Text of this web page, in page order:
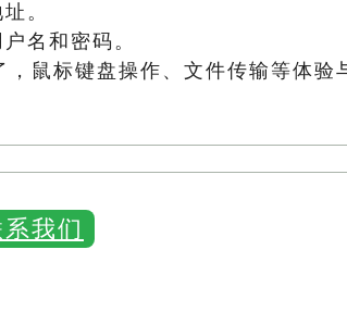
。
名和密码。
鼠标键盘操作、文件传输等体验
我们